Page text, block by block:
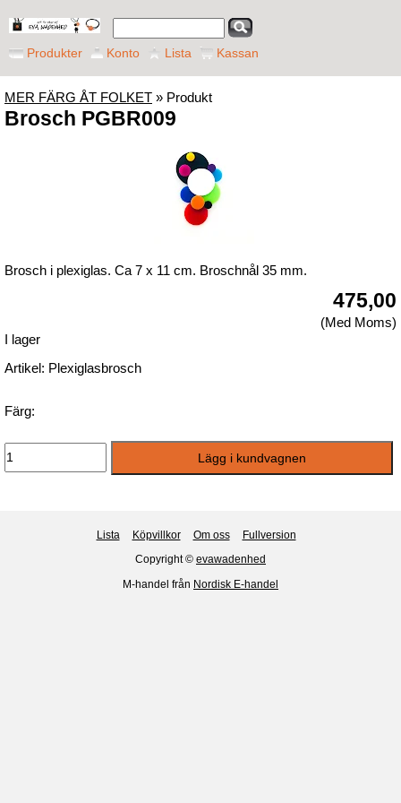
Produkter Konto Lista Kassan
MER FÄRG ÅT FOLKET » Produkt
Brosch PGBR009
Brosch i plexiglas. Ca 7 x 11 cm. Broschnål 35 mm.
475,00
(Med Moms)
I lager
Artikel: Plexiglasbrosch
Färg:
Lista Köpvillkor Om oss
Fullversion
Copyright © evawadenhed
M-handel från Nordisk E-handel